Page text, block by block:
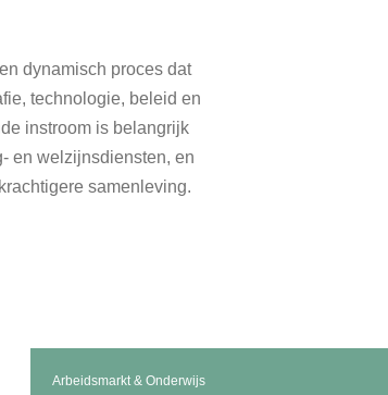
dynamisch proces dat
technologie, beleid en
instroom is belangrijk
en welzijnsdiensten, en
samenleving.
Arbeidsmarkt & Onderwijs